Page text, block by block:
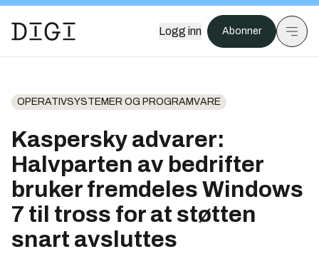
Logg inn Abonner
OPERATIVSYSTEMER OG PROGRAMVARE
Kaspersky advarer:
Halvparten av bedrifter
bruker fremdeles Windows
7 til tross for at støtten
snart avsluttes